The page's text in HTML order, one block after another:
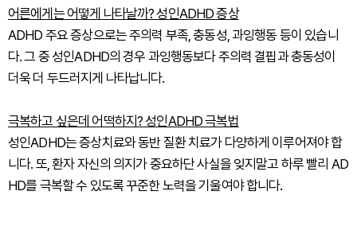
어른에게는 어떻게 나타날까? 성인ADHD 증상
ADHD 주요 증상으로는 주의력 부족, 충동성, 과잉행동 등이 있습니
다. 그 중 성인ADHD의 경우 과잉행동보다 주의력 결핍과 충동성이
더욱 더 두드러지게 나타납니다.
극복하고 싶은데 어떡하지? 성인ADHD 극복법
성인ADHD는 증상치료와 동반 질환 치료가 다양하게 이루어져야 합
니다. 또, 환자 자신의 의지가 중요하단 사실을 잊지말고 하루 빨리 AD
HD를 극복할 수 있도록 꾸준한 노력을 기울여야 합니다.